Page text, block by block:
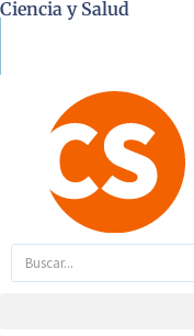
Ciencia y Salud